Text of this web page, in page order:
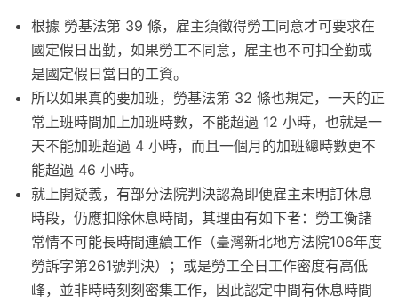
根據 勞基法第 39 條，雇主須徵得勞工同意才可要求在
國定假日出勤，如果勞工不同意，雇主也不可扣全勤或
是國定假日當日的工資。
所以如果真的要加班，勞基法第 32 條也規定，一天的正
常上班時間加上加班時數，不能超過 12 小時，也就是一
天不能加班超過 4 小時，而且一個月的加班總時數更不
能超過 46 小時。
就上開疑義，有部分法院判決認為即便雇主未明訂休息
時段，仍應扣除休息時間，其理由有如下者：勞工衡諸
常情不可能長時間連續工作（臺灣新北地方法院106年度
勞訴字第261號判決）；或是勞工全日工作密度有高低
峰，並非時時刻刻密集工作，因此認定中間有休息時間